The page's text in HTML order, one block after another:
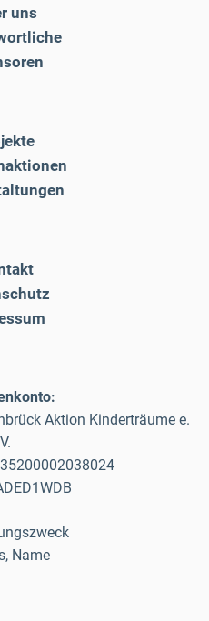
uns
Aktion Kinderträume e.
V.
Name